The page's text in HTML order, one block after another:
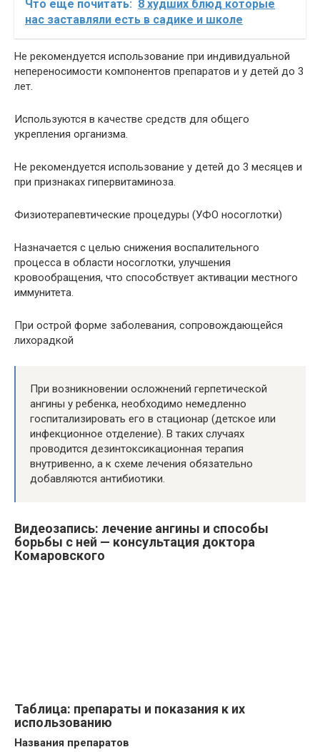
Что еще почитать: 8 худших блюд которые
нас заставляли есть в садике и школе
Не рекомендуется использование при индивидуальной
непереносимости компонентов препаратов и у детей до 3
лет.
Используются в качестве средств для общего
укрепления организма.
Не рекомендуется использование у детей до 3 месяцев и
при признаках гипервитаминоза.
Физиотерапевтические процедуры (УФО носоглотки)
Назначается с целью снижения воспалительного
процесса в области носоглотки, улучшения
кровообращения, что способствует активации местного
иммунитета.
При острой форме заболевания, сопровождающейся
лихорадкой
При возникновении осложнений герпетической
ангины у ребенка, необходимо немедленно
госпитализировать его в стационар (детское или
инфекционное отделение). В таких случаях
проводится дезинтоксикационная терапия
внутривенно, а к схеме лечения обязательно
добавляются антибиотики.
Видеозапись: лечение ангины и способы
борьбы с ней — консультация доктора
Комаровского
Таблица: препараты и показания к их
использованию
Названия препаратов